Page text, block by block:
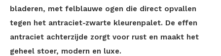
bladeren, met felblauwe ogen die direct opvallen
tegen het antraciet-zwarte kleurenpalet. De effen
antraciet achterzijde zorgt voor rust en maakt het
geheel stoer, modern en luxe.